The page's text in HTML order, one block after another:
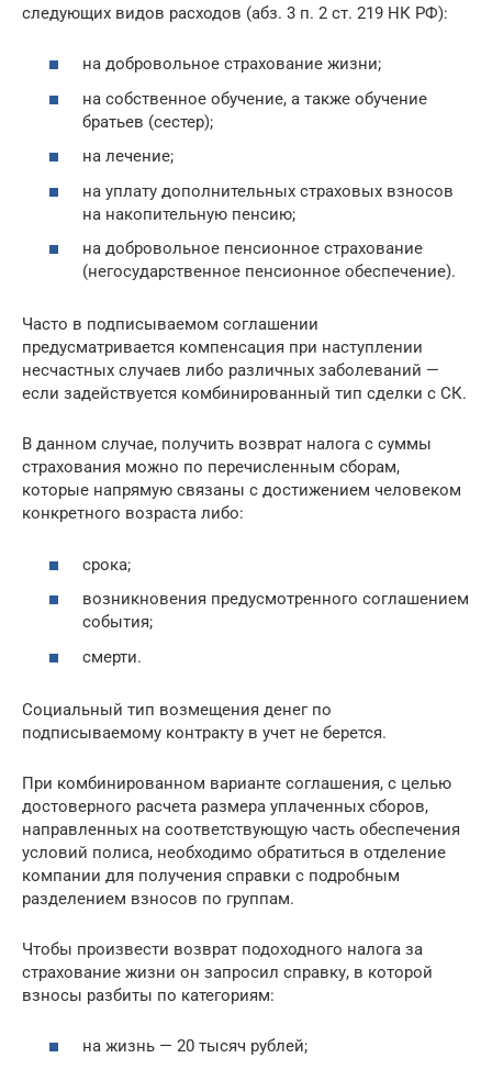
следующих видов расходов (абз. 3 п. 2 ст. 219 НК РФ):
на добровольное страхование жизни;
на собственное обучение, а также обучение
братьев (сестер);
на лечение;
на уплату дополнительных страховых взносов
на накопительную пенсию;
на добровольное пенсионное страхование
(негосударственное пенсионное обеспечение).
Часто в подписываемом соглашении
предусматривается компенсация при наступлении
несчастных случаев либо различных заболеваний —
если задействуется комбинированный тип сделки с СК.
В данном случае, получить возврат налога с суммы
страхования можно по перечисленным сборам,
которые напрямую связаны с достижением человеком
конкретного возраста либо:
срока;
возникновения предусмотренного соглашением
события;
смерти.
Социальный тип возмещения денег по
подписываемому контракту в учет не берется.
При комбинированном варианте соглашения, с целью
достоверного расчета размера уплаченных сборов,
направленных на соответствующую часть обеспечения
условий полиса, необходимо обратиться в отделение
компании для получения справки с подробным
разделением взносов по группам.
Чтобы произвести возврат подоходного налога за
страхование жизни он запросил справку, в которой
взносы разбиты по категориям:
на жизнь — 20 тысяч рублей;